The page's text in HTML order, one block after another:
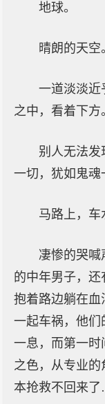
地球。
晴朗的天空
一道淡淡近
之中，看着下方
别人无法发
一切，犹如鬼魂
马路上，车
凄惨的哭喊
的中年男子，还
抱着路边躺在血
一起车祸，他
一息，而第一时
之色，从专业
本抢救不回来